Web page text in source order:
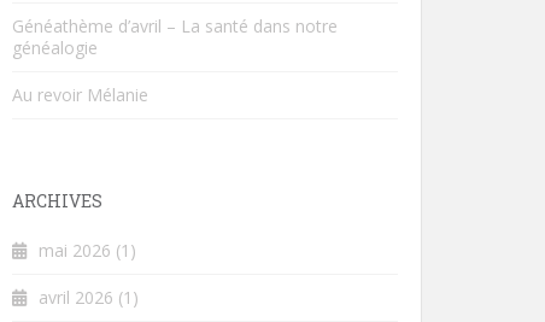
Généathème d’avril – La santé dans notre
généalogie
Au revoir Mélanie
ARCHIVES
mai 2026 (1)
avril 2026 (1)